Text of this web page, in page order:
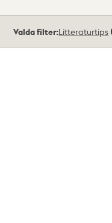
träffar
Valda filter:Litteraturtips